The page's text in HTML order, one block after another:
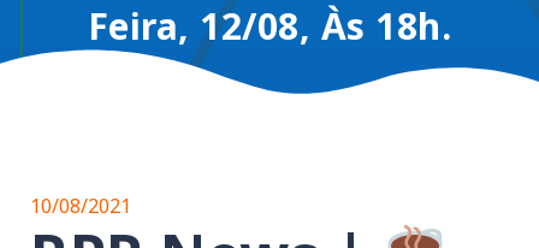
Feira, 12/08, Às 18h.
10/08/2021